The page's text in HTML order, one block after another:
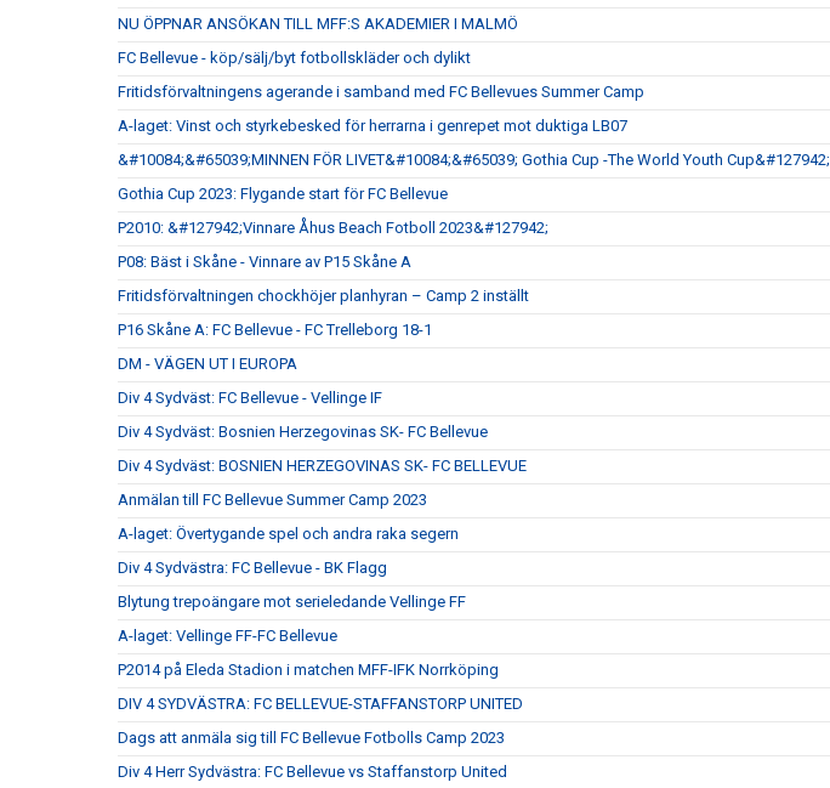
NU ÖPPNAR ANSÖKAN TILL MFF:S AKADEMIER I MALMÖ
FC Bellevue - köp/sälj/byt fotbollskläder och dylikt
Fritidsförvaltningens agerande i samband med FC Bellevues Summer Camp
A-laget: Vinst och styrkebesked för herrarna i genrepet mot duktiga LB07
&#10084;&#65039;MINNEN FÖR LIVET&#10084;&#65039; Gothia Cup -The World Youth Cup&#127942;
Gothia Cup 2023: Flygande start för FC Bellevue
P2010: &#127942;Vinnare Åhus Beach Fotboll 2023&#127942;
P08: Bäst i Skåne - Vinnare av P15 Skåne A
Fritidsförvaltningen chockhöjer planhyran – Camp 2 inställt
P16 Skåne A: FC Bellevue - FC Trelleborg 18-1
DM - VÄGEN UT I EUROPA
Div 4 Sydväst: FC Bellevue - Vellinge IF
Div 4 Sydväst: Bosnien Herzegovinas SK- FC Bellevue
Div 4 Sydväst: BOSNIEN HERZEGOVINAS SK- FC BELLEVUE
Anmälan till FC Bellevue Summer Camp 2023
A-laget: Övertygande spel och andra raka segern
Div 4 Sydvästra: FC Bellevue - BK Flagg
Blytung trepoängare mot serieledande Vellinge FF
A-laget: Vellinge FF-FC Bellevue
P2014 på Eleda Stadion i matchen MFF-IFK Norrköping
DIV 4 SYDVÄSTRA: FC BELLEVUE-STAFFANSTORP UNITED
Dags att anmäla sig till FC Bellevue Fotbolls Camp 2023
Div 4 Herr Sydvästra: FC Bellevue vs Staffanstorp United